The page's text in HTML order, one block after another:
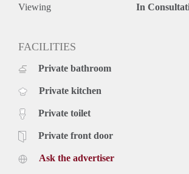
zuid tangent
Haarlem, strand en duinen
Viewing In
FACILITIES
Private bathroom
Private kitchen
Private toilet
Private front door
Ask the advertiser